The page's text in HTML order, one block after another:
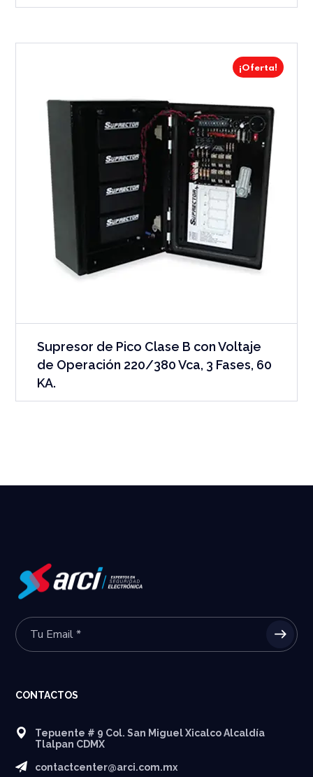
¡Oferta!
Supresor de Pico Clase B con Voltaje
de Operación 220/380 Vca, 3 Fases, 60
KA.
CONTACTOS
Tepuente # 9 Col. San Miguel Xicalco Alcaldía
Tlalpan CDMX
contactcenter@arci.com.mx